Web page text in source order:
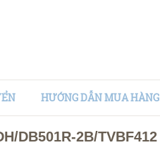
HƯỚNG DẪN MUA HÀNG
DB501R-2B/TVBF412